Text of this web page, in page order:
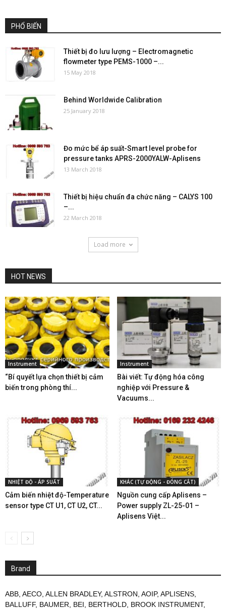
PHỔ BIẾN
Thiết bị đo lưu lượng – Electromagnetic
flowmeter type PEMS-1000 –...
15 May 2018
Behind Worldwide Calibration
25 January 2018
Đo mức bể áp suất-Smart level probe for
pressure tanks APRS-2000YALW-Aplisens
13 March 2018
Thiết bị hiệu chuẩn đa chức năng – CALYS 100
–...
22 March 2018
Load more
HOT NEWS
Instrument
“Bí quyết lựa chọn thiết bị cảm
biến trong phòng thí...
Instrument
Bài viết: Tự động hóa công
nghiệp với Pressure &
Vacuums...
NHIỆT ĐỘ - ÁP SUẤT
Cảm biến nhiệt độ-Temperature
sensor type CT U1, CT U2, CT...
KHÁC (TỰ ĐỘNG - ĐÓNG CẮT)
Nguồn cung cấp Aplisens –
Power supply ZL-25-01 –
Aplisens Việt...
Brand
ABB AECO ALLEN BRADLEY, ALSTRON AOIP, APLISENS
BALLUFF, BAUMER BEI BERTHOLD BROOK INSTRUMENT,